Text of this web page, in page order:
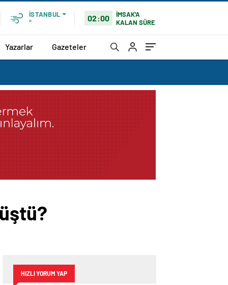
İSTANBUL
°
02:00
İMSAK'A
KALAN SÜRE
Yazarlar Gazeteler
HIZLI YORUM YAP